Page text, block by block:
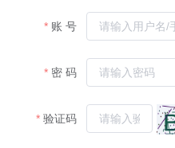
账 号
密 码
验证码